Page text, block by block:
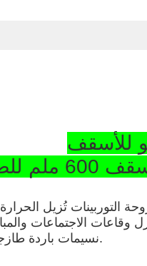
للأسقف
التوربينات تُزيل
وقاعات الاجتماعات
نسيمات باردة طازجة إلى المبنى ويضمن نظافة، بيئة عمل أكثر برودة وصحة.